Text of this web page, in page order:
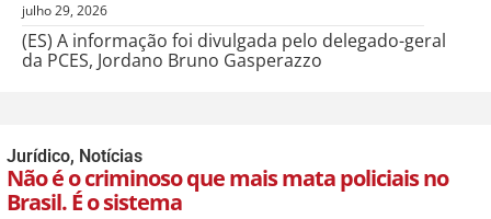
julho 29, 2026
(ES) A informação foi divulgada pelo delegado-geral
da PCES, Jordano Bruno Gasperazzo
Jurídico, Notícias
Não é o criminoso que mais mata policiais no
Brasil. É o sistema